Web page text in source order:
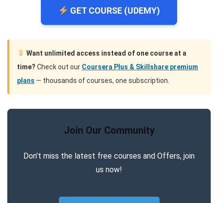
GET COURSE (UDEMY)
Want unlimited access instead of one course at a
time? Check out our Coursera Plus & Skillshare premium
plans — thousands of courses, one subscription.
Join Our Community
Don’t miss the latest free courses and Offers, join
us now!